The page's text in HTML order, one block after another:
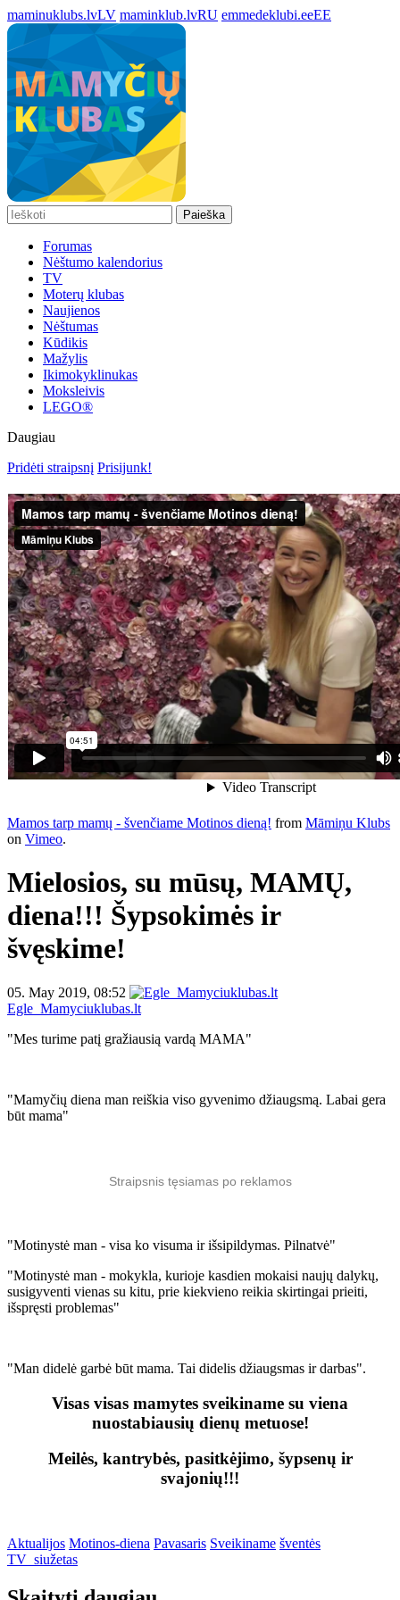
maminuklubs.lvLV maminklub.lvRU emmedeklubi.eeEE
Paieška
Forumas
Nėštumo kalendorius
TV
Moterų klubas
Naujienos
Nėštumas
Kūdikis
Mažylis
Ikimokyklinukas
Moksleivis
LEGO®
Daugiau
Pridėti straipsnį Prisijunk!
Mamos tarp mamų - švenčiame Motinos dieną! from Māmiņu Klubs
on Vimeo.
Mielosios, su mūsų, MAMŲ,
diena!!! Šypsokimės ir
švęskime!
05. May 2019, 08:52
Egle_Mamyciuklubas.lt
"Mes turime patį gražiausią vardą MAMA"
"Mamyčių diena man reiškia viso gyvenimo džiaugsmą. Labai gera
būt mama"
Straipsnis tęsiamas po reklamos
"Motinystė man - visa ko visuma ir išsipildymas. Pilnatvė"
"Motinystė man - mokykla, kurioje kasdien mokaisi naujų dalykų,
susigyventi vienas su kitu, prie kiekvieno reikia skirtingai prieiti,
išspręsti problemas"
"Man didelė garbė būt mama. Tai didelis džiaugsmas ir darbas".
Visas visas mamytes sveikiname su viena
nuostabiausių dienų metuose!
Meilės, kantrybės, pasitkėjimo, šypsenų ir
svajonių!!!
Aktualijos Motinos-diena Pavasaris Sveikiname šventės
TV_siužetas